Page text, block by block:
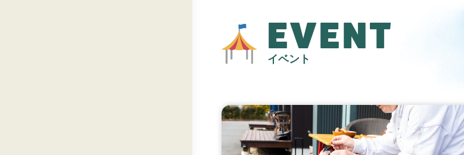
EVENT
イベント